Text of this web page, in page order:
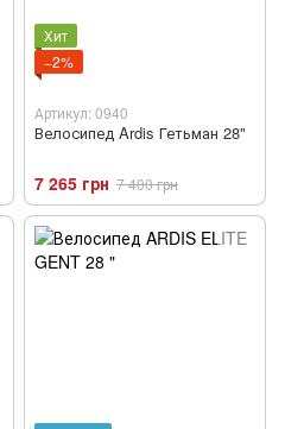
Хит
−2%
Артикул: 0940
Велосипед Ardis Гетьман 28"
7 265 грн 7 400 грн